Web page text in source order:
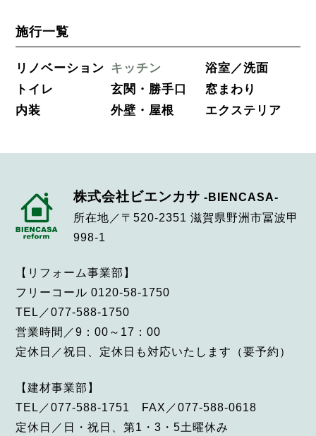
施行一覧
リノベーション キッチン
浴室／洗面
トイレ
玄関・勝手口
窓まわり
内装
外壁・屋根 エクステリア
株式会社ビエンカサ -BIENCASA-
所在地／〒520-2351 滋賀県野洲市冨波甲
998-1
【リフォーム事業部】
フリーコール 0120-58-1750
TEL／077-588-1750
営業時間／9：00～17：00
定休日／祝日、定休日も対応いたします（要予約）
【建材事業部】
TEL／077-588-1751 FAX／077-588-0618
定休日／日・祝日、第1・3・5土曜休み